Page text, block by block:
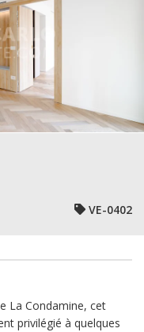
VE-0402
La Condamine, cet
privilégié à quelques